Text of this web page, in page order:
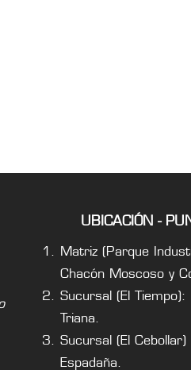
UBICACIÓN -
Matriz (Parque
Chacón Moscoso y
Sucursal (El
Triana.
Sucursal (El
Espadaña.